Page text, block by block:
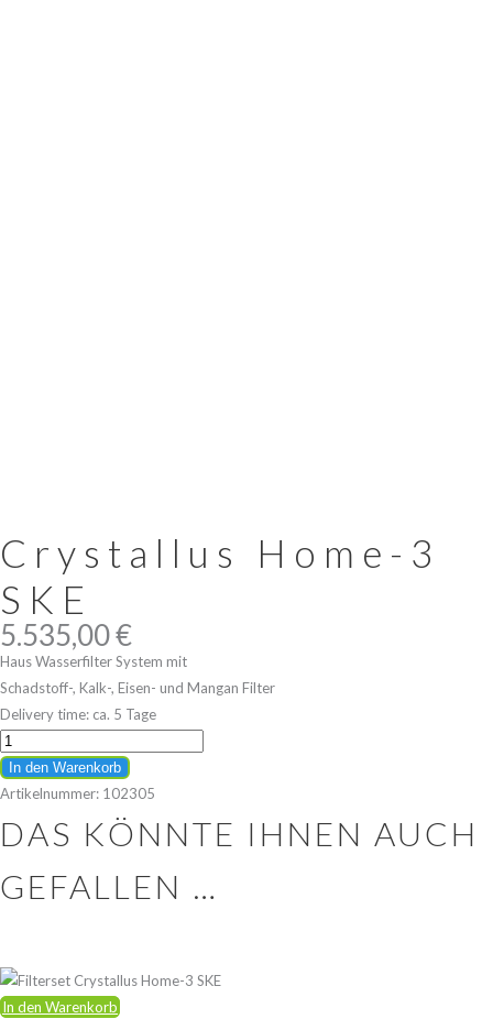
Crystallus Home-3
SKE
5.535,00€
Haus Wasserfilter System mit
Schadstoff-, Kalk-, Eisen- und Mangan Filter
Delivery time: ca. 5 Tage
Crystallus
Home-
3
quantity
In den Warenkorb
Artikelnummer: 102305
DAS KÖNNTE IHNEN AUCH
GEFALLEN …
In den Warenkorb